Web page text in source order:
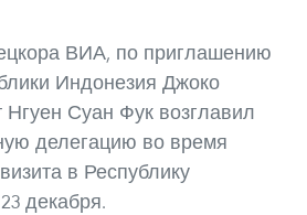
ВИА, по приглашению
Индонезия Джоко
Суан Фук возглавил
делегацию во время
в Республику
декабря.